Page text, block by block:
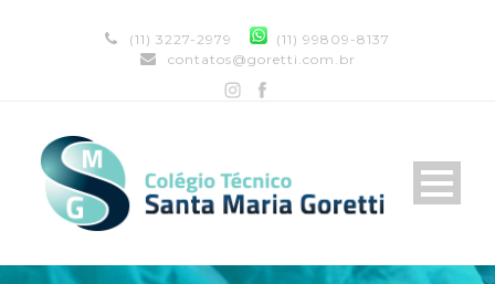
(11) 3227-2979
(11) 99809-8137
contatos@goretti.com.br